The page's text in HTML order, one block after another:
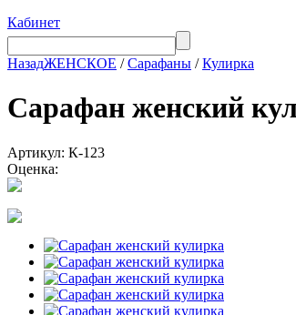
Кабинет
НазадЖЕНСКОЕ /Сарафаны /Кулирка
Сарафан женский
Артикул: К-123
Оценка: